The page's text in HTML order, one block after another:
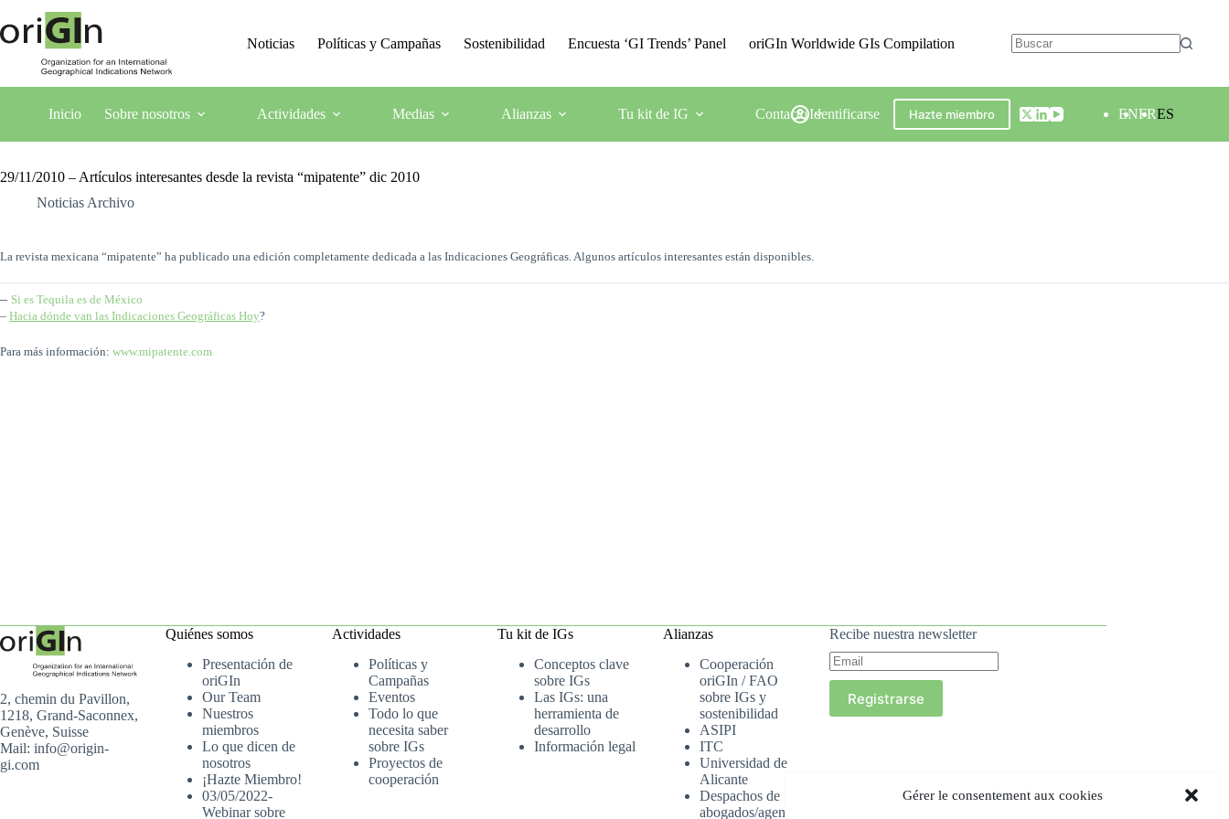
Gérer le consentement aux cookies
Noticias Políticas y Campañas Sostenibilidad Encuesta ‘GI Trends’ Panel oriGIn Worldwide GIs Compilation
Inicio Sobre nosotros Actividades Medias Alianzas Tu kit de IG ContactoIdentificarse Hazte miembro ENFRES
29/11/2010 – Artículos interesantes desde la revista “mipatente” dic 2010
Noticias Archivo
La revista mexicana “mipatente” ha publicado una edición completamente dedicada a las Indicaciones Geográficas. Algunos artículos interesantes están disponibles.
– Si es Tequila es de México
– Hacia dónde van las Indicaciones Geográficas Hoy?
Para más información: www.mipatente.com
2, chemin du Pavillon,
1218, Grand-Saconnex,
Genève, Suisse
Mail: info@origin-
gi.com
Quiénes somos
Presentación de
oriGIn
Our Team
Nuestros
miembros
Lo que dicen de
nosotros
¡Hazte Miembro!
03/05/2022-
Webinar sobre
Actividades
Políticas y
Campañas
Eventos
Todo lo que
necesita saber
sobre IGs
Proyectos de
cooperación
Tu kit de IGs
Conceptos clave
sobre IGs
Las IGs: una
herramienta de
desarrollo
Información legal
Alianzas
Cooperación
oriGIn / FAO
sobre IGs y
sostenibilidad
ASIPI
ITC
Universidad de
Alicante
Despachos de
abogados/agenci
Recibe nuestra newsletter
Registrarse